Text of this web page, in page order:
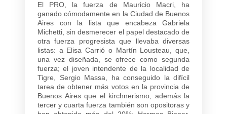
El PRO, la fuerza de Mauricio Macri, ha
ganado cómodamente en la Ciudad de Buenos
Aires con la lista que encabeza Gabriela
Michetti, sin desmerecer el papel destacado de
otra fuerza progresista que llevaba diversas
listas: a Elisa Carrió o Martín Lousteau, que,
una vez diseñada, se ofrece como segunda
fuerza; el joven intendente de la localidad de
Tigre, Sergio Massa, ha conseguido la difícil
tarea de obtener más votos en la provincia de
Buenos Aires que el kirchnerismo, además la
tercer y cuarta fuerza también son opositoras y